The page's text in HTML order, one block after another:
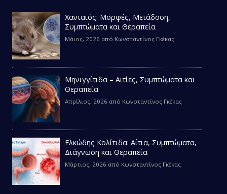
Χανταϊός: Μορφές, Μετάδοση,
Συμπτώματα και Θεραπεία
Μάιος, 2026 από Κωνσταντίνος Γκέκας
Μηνιγγίτιδα – Αιτίες, Συμπτώματα και
Θεραπεία
Απρίλιος, 2026 από Κωνσταντίνος Γκέκας
Ελκώδης Κολίτιδα: Αίτια, Συμπτώματα,
Διάγνωση και Θεραπεία
Μάρτιος, 2026 από Κωνσταντίνος Γκέκας